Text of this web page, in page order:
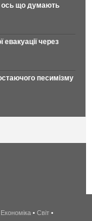
ось що думають
через
песимізму
беспроводной
Економіка • Світ •